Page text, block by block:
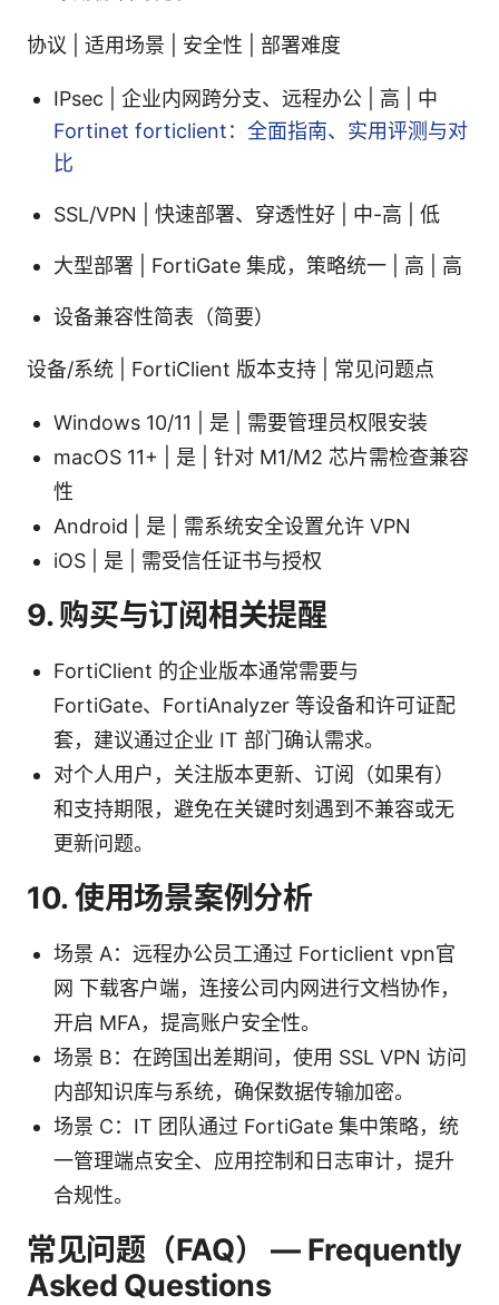
协议 | 适用场景 | 安全性 | 部署难度
IPsec | 企业内网跨分支、远程办公 | 高 | 中
Fortinet forticlient：全面指南、实用评测与对
比
SSL/VPN | 快速部署、穿透性好 | 中-高 | 低
大型部署 | FortiGate 集成，策略统一 | 高 | 高
设备兼容性简表（简要）
设备/系统 | FortiClient 版本支持 | 常见问题点
Windows 10/11 | 是 | 需要管理员权限安装
macOS 11+ | 是 | 针对 M1/M2 芯片需检查兼容
性
Android | 是 | 需系统安全设置允许 VPN
iOS | 是 | 需受信任证书与授权
9. 购买与订阅相关提醒
FortiClient 的企业版本通常需要与
FortiGate、FortiAnalyzer 等设备和许可证配
套，建议通过企业 IT 部门确认需求。
对个人用户，关注版本更新、订阅（如果有）
和支持期限，避免在关键时刻遇到不兼容或无
更新问题。
10. 使用场景案例分析
场景 A：远程办公员工通过 Forticlient vpn官
网 下载客户端，连接公司内网进行文档协作，
开启 MFA，提高账户安全性。
场景 B：在跨国出差期间，使用 SSL VPN 访问
内部知识库与系统，确保数据传输加密。
场景 C：IT 团队通过 FortiGate 集中策略，统
一管理端点安全、应用控制和日志审计，提升
合规性。
常见问题（FAQ） — Frequently
Asked Questions